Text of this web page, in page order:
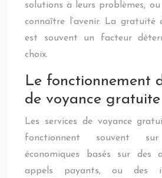
solutions à leurs problèmes,
connaître l’avenir. La gratuité
est souvent un facteur
choix.
Le fonctionnement
de voyance gratuite
Les services de voyance
fonctionnent souvent
économiques basés sur des
appels payants, ou des